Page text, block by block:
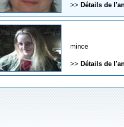
>> Détails de
mince
>> Détails de